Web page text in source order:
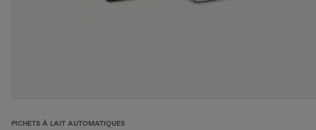
PICHETS À LAIT AUTOMATIQUES